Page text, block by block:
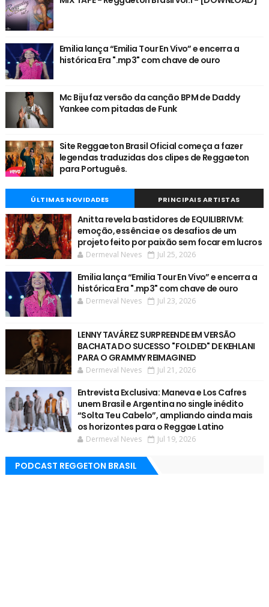
Emilia lança “Emilia Tour En Vivo” e encerra a
histórica Era ".mp3" com chave de ouro
Mc Biju faz versão da canção BPM de Daddy
Yankee com pitadas de Funk
Site Reggaeton Brasil Oficial começa a fazer
legendas traduzidas dos clipes de Reggaeton
para Português.
ÚLTIMAS NOVIDADES PRINCIPAIS ARTISTAS
Anitta revela bastidores de EQUILIBRIVM:
emoção, essência e os desafios de um
projeto feito por paixão sem focar em lucros
Dermeval Neves Jul 25, 2026
Emilia lança “Emilia Tour En Vivo” e encerra a
histórica Era ".mp3" com chave de ouro
Dermeval Neves Jul 23, 2026
LENNY TAVÁREZ SURPREENDE EM VERSÃO
BACHATA DO SUCESSO "FOLDED" DE KEHLANI
PARA O GRAMMY REIMAGINED
Dermeval Neves Jul 21, 2026
Entrevista Exclusiva: Maneva e Los Cafres
unem Brasil e Argentina no single inédito
“Solta Teu Cabelo”, ampliando ainda mais
os horizontes para o Reggae Latino
Dermeval Neves Jul 19, 2026
PODCAST REGGETON BRASIL